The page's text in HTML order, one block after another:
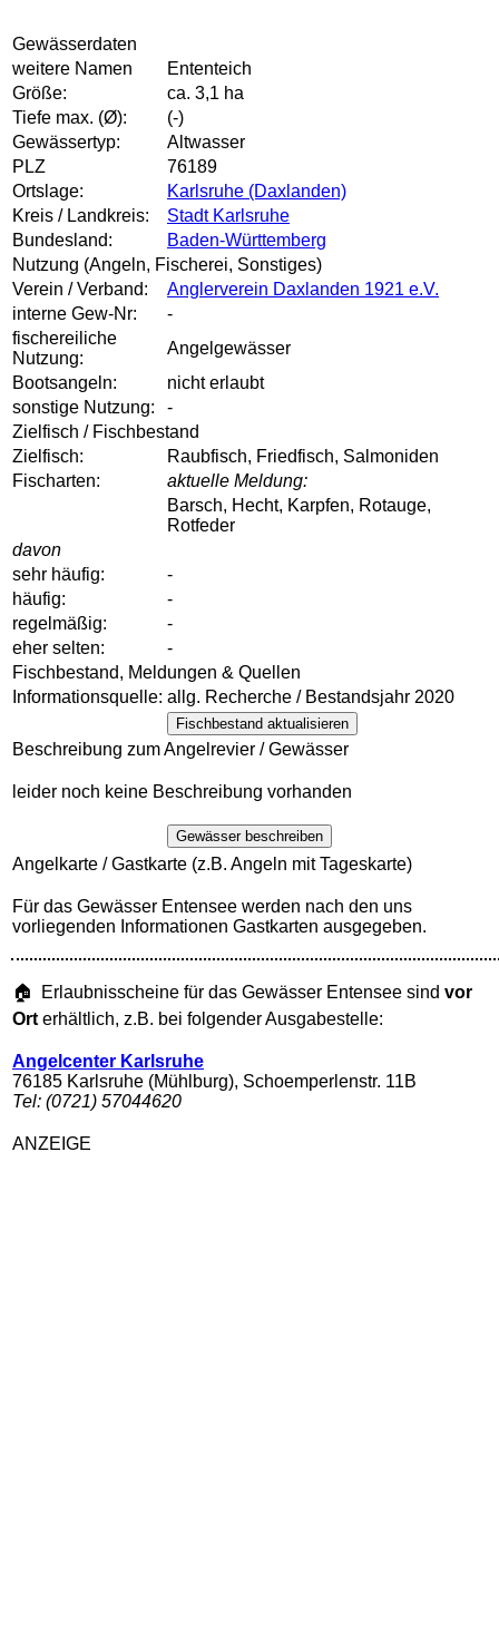
Gewässerdaten
weitere Namen
Ententeich
Größe:
ca. 3,1 ha
Tiefe max. (Ø):
(-)
Gewässertyp:
Altwasser
PLZ
76189
Ortslage:
Karlsruhe (Daxlanden)
Kreis / Landkreis:
Stadt Karlsruhe
Bundesland:
Baden-Württemberg
Nutzung (Angeln, Fischerei, Sonstiges)
Verein / Verband:
Anglerverein Daxlanden 1921 e.V.
interne Gew-Nr:
-
fischereiliche
Nutzung:
Angelgewässer
Bootsangeln:
nicht erlaubt
sonstige Nutzung:
-
Zielfisch / Fischbestand
Zielfisch:
Raubfisch, Friedfisch, Salmoniden
Fischarten:
aktuelle Meldung:
Barsch, Hecht, Karpfen, Rotauge,
Rotfeder
davon
sehr häufig:
-
häufig:
-
regelmäßig:
-
eher selten:
-
Fischbestand, Meldungen & Quellen
Informationsquelle: allg. Recherche / Bestandsjahr 2020
Fischbestand aktualisieren
Beschreibung zum Angelrevier / Gewässer
leider noch keine Beschreibung vorhanden
Gewässer beschreiben
Angelkarte / Gastkarte (z.B. Angeln mit Tageskarte)
Für das Gewässer Entensee werden nach den uns
vorliegenden Informationen Gastkarten ausgegeben.
🏠 Erlaubnisscheine für das Gewässer Entensee sind vor
Ort erhältlich, z.B. bei folgender Ausgabestelle:
Angelcenter Karlsruhe
76185 Karlsruhe (Mühlburg), Schoemperlenstr. 11B
Tel: (0721) 57044620
ANZEIGE